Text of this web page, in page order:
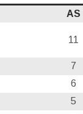
AS
11
7
6
5